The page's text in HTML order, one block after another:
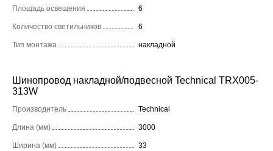
Площадь освещения 6
Количество светильников 6
Тип монтажа накладной
Шинопровод накладной/подвесной Technical TRX005-
313W
Производитель Technical
Длина (мм) 3000
Ширина (мм) 33